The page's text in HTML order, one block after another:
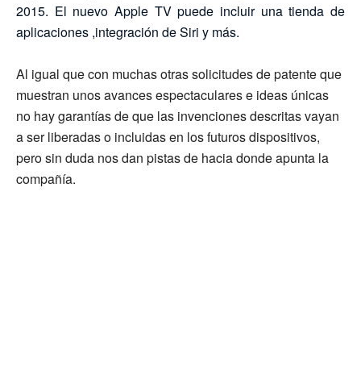
2015. El nuevo Apple TV puede incluir una tienda de
aplicaciones ,integración de Siri y más.
Al igual que con muchas otras solicitudes de patente que
muestran unos avances espectaculares e ideas únicas
no hay garantías de que las invenciones descritas vayan
a ser liberadas o incluidas en los futuros dispositivos,
pero sin duda nos dan pistas de hacia donde apunta la
compañía.